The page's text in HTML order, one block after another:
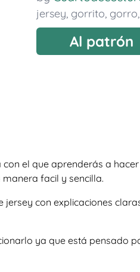
jersey, gorrito, gorro,
Al patrón
el que aprenderás a
facil y sencilla.
con explicaciones
ya que está pensado